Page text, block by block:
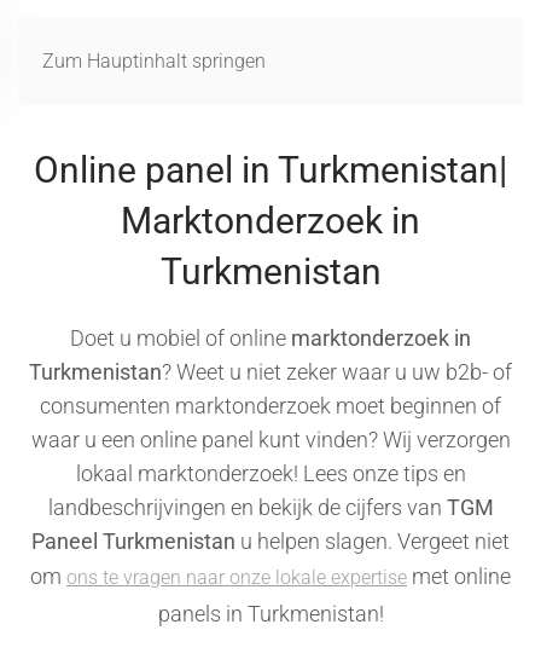
Zum Hauptinhalt springen
Online panel in Turkmenistan|
Marktonderzoek in
Turkmenistan
Doet u mobiel of online marktonderzoek in
Turkmenistan? Weet u niet zeker waar u uw b2b- of
consumenten marktonderzoek moet beginnen of
waar u een online panel kunt vinden? Wij verzorgen
lokaal marktonderzoek! Lees onze tips en
landbeschrijvingen en bekijk de cijfers van TGM
Paneel Turkmenistan u helpen slagen. Vergeet niet
om ons te vragen naar onze lokale expertise met online
panels in Turkmenistan!